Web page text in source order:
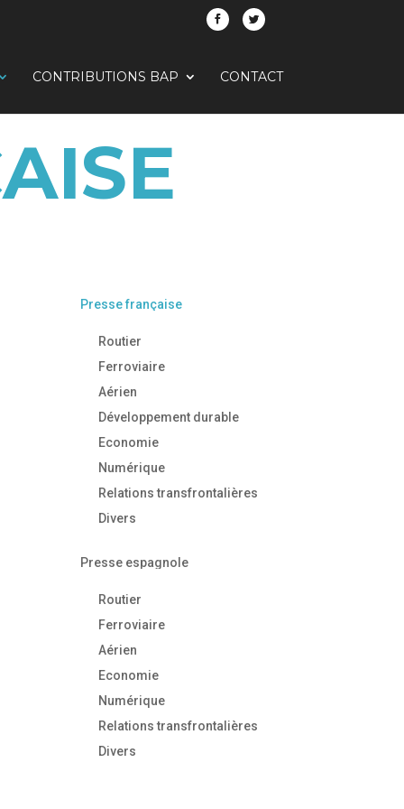
CONTRIBUTIONS BAP CONTACT
Presse française
Routier
Ferroviaire
Aérien
Développement durable
Economie
Numérique
Relations transfrontalières
Divers
Presse espagnole
Routier
Ferroviaire
Aérien
Economie
Numérique
Relations transfrontalières
Divers